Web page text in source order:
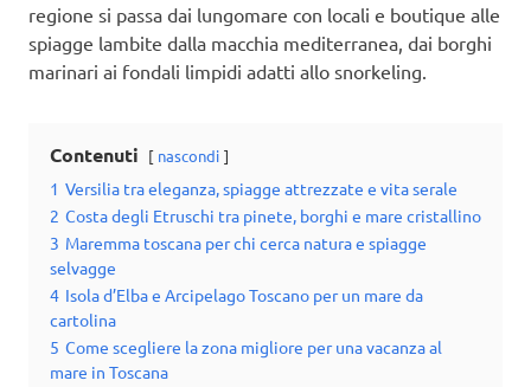
regione si passa dai lungomare con locali e boutique alle
spiagge lambite dalla macchia mediterranea, dai borghi
marinari ai fondali limpidi adatti allo snorkeling.
Contenuti nascondi
1 Versilia tra eleganza, spiagge attrezzate e vita serale
2 Costa degli Etruschi tra pinete, borghi e mare cristallino
3 Maremma toscana per chi cerca natura e spiagge
selvagge
4 Isola d’Elba e Arcipelago Toscano per un mare da
cartolina
5 Come scegliere la zona migliore per una vacanza al
mare in Toscana